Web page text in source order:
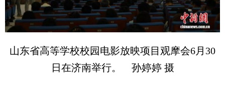
山东省高等学校校园电影放映项目观摩会6月30
日在济南举行。 孙婷婷 摄